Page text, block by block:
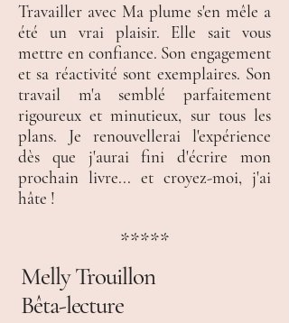
Travailler avec Ma plume s'en mêle a
été un vrai plaisir. Elle sait vous
mettre en confiance. Son engagement
et sa réactivité sont exemplaires. Son
travail m'a semblé parfaitement
rigoureux et minutieux, sur tous les
plans. Je renouvellerai l'expérience
dès que j'aurai fini d'écrire mon
prochain livre... et croyez-moi, j'ai
hâte !
*****
Melly Trouillon
Bêta-lecture